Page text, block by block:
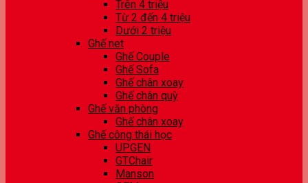
Trên 4 triệu
Từ 2 đến 4 triệu
Dưới 2 triệu
Ghế net
Ghế Couple
Ghế Sofa
Ghế chân xoay
Ghế chân quỳ
Ghế văn phòng
Ghế chân xoay
Ghế công thái học
UPGEN
GTChair
Manson